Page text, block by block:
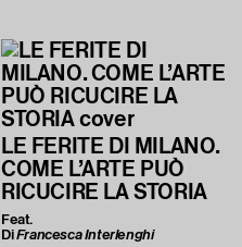
LE FERITE DI MILANO.
COME L’ARTE PUÒ
RICUCIRE LA STORIA
Feat.
DiFrancesca Interlenghi